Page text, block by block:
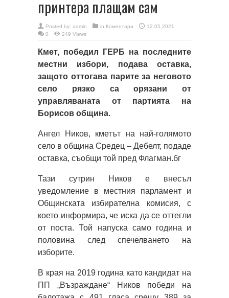
принтера плащам сам
Posted by: admin in Коментари
12.05.2021
0
249 Views
Кмет, победил ГЕРБ на последните
местни избори, подава оставка,
защото оттогава парите за неговото
село рязко са орязани от
управляваната от партията на
Борисов община.
Ангел Ников, кметът на най-голямото
село в община Средец – Дебелт, подаде
оставка, съобщи той пред Флагман.бг
Тази сутрин Ников е внесъл
уведомление в местния парламент и
Общинската избирателна комисия, с
което информира, че иска да се оттегли
от поста. Той напуска само година и
половина след спечелването на
изборите.
В края на 2019 година като кандидат на
ПП „Възраждане“ Ников победи на